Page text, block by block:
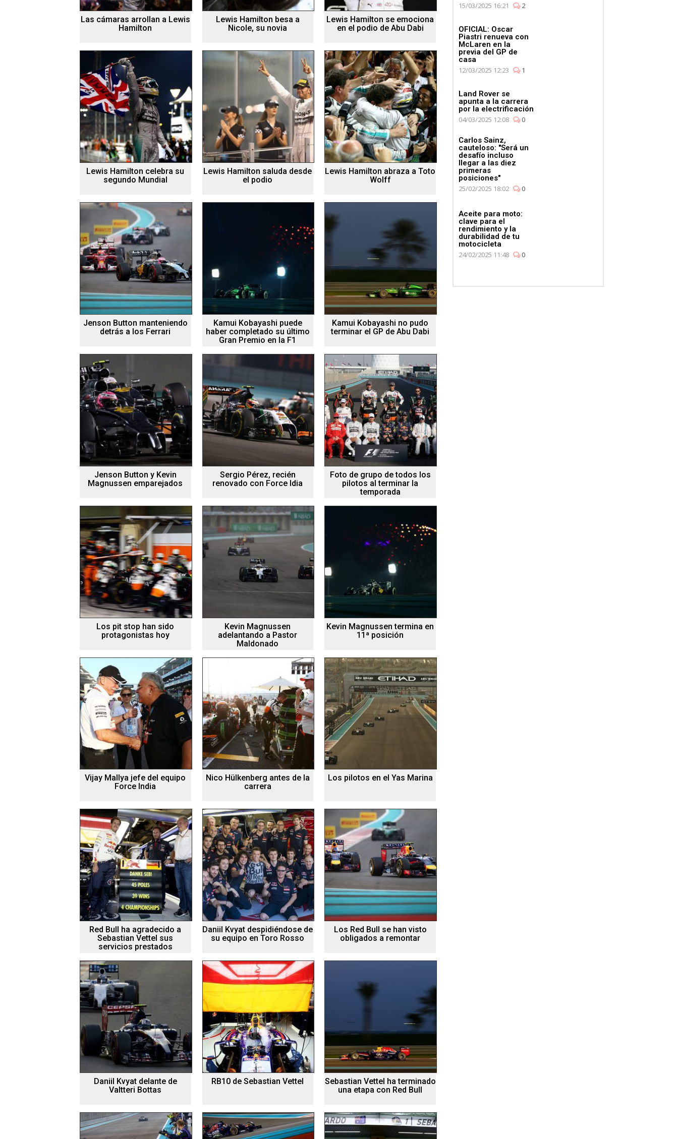
Las cámaras arrollan a Lewis
Hamilton
Lewis Hamilton besa a
Nicole, su novia
Lewis Hamilton se emociona
en el podio de Abu Dabi
Lewis Hamilton celebra su
segundo Mundial
Lewis Hamilton saluda desde
el podio
Lewis Hamilton abraza a Toto
Wolff
Jenson Button manteniendo
detrás a los Ferrari
Kamui Kobayashi puede
haber completado su último
Gran Premio en la F1
Kamui Kobayashi no pudo
terminar el GP de Abu Dabi
Jenson Button y Kevin
Magnussen emparejados
Sergio Pérez, recién
renovado con Force Idia
Foto de grupo de todos los
pilotos al terminar la
temporada
Los pit stop han sido
protagonistas hoy
Kevin Magnussen
adelantando a Pastor
Maldonado
Kevin Magnussen termina en
11ª posición
Vijay Mallya jefe del equipo
Force India
Nico Hülkenberg antes de la
carrera
Los pilotos en el Yas Marina
Red Bull ha agradecido a
Sebastian Vettel sus
servicios prestados
Daniil Kvyat despidiéndose de
su equipo en Toro Rosso
Los Red Bull se han visto
obligados a remontar
Daniil Kvyat delante de
Valtteri Bottas
RB10 de Sebastian Vettel
Sebastian Vettel ha terminado
una etapa con Red Bull
15/03/2025 16:21
2
OFICIAL: Oscar
Piastri renueva con
McLaren en la
previa del GP de
casa
12/03/2025 12:23
1
Land Rover se
apunta a la carrera
por la electrificación
04/03/2025 12:08
0
Carlos Sainz,
cauteloso: "Será un
desafío incluso
llegar a las diez
primeras
posiciones"
25/02/2025 18:02
0
Aceite para moto:
clave para el
rendimiento y la
durabilidad de tu
motocicleta
24/02/2025 11:48
0